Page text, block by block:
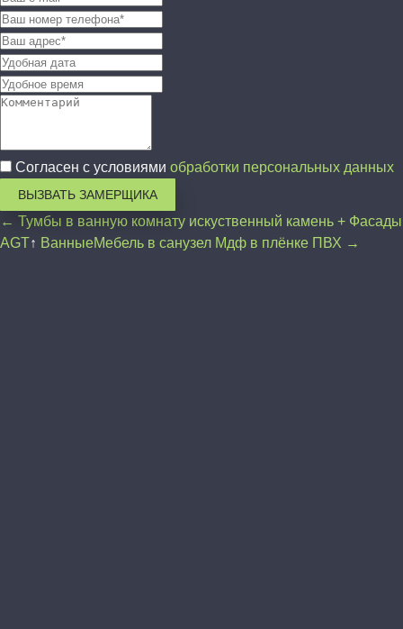
Согласен с условиями обработки персональных данных
ВЫЗВАТЬ ЗАМЕРЩИКА
← Тумбы в ванную комнату искуственный камень + Фасады
AGT↑ ВанныеМебель в санузел Мдф в плёнке ПВХ →